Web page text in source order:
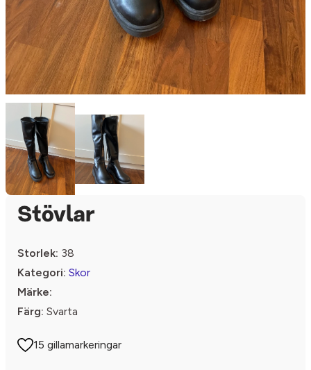
Stövlar
Storlek: 38
Kategori: Skor
Märke:
Färg: Svarta
15 gillamarkeringar